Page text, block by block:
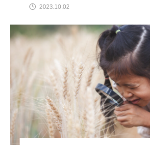
2023.10.02